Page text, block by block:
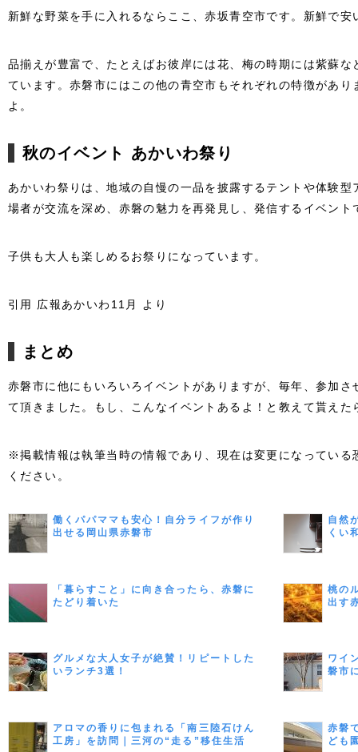
新鮮な野菜を手に入れるならここ、赤坂青空市です。新鮮で安
品揃えが豊富で、たとえばお彼岸には花、梅の時期には紫蘇
ています。赤磐市にはこの他の青空市もそれぞれの特徴があ
よ。
秋のイベント あかいわ祭り
あかいわ祭りは、地域の自慢の一品を披露するテントや体験
場者が交流を深め、赤磐の魅力を再発見し、発信するイベント
子供も大人も楽しめるお祭りになっています。
引用 広報あかいわ11月 より
まとめ
赤磐市に他にもいろいろイベントがありますが、毎年、参加
て頂きました。もし、こんなイベントあるよ！と教えて貰えた
※掲載情報は執筆当時の情報であり、現在は変更になっている
ください。
働くパパママも安心！自分ライフが作り
出せる岡山県赤磐市
自然
くい
「暮らすこと」に向き合ったら、赤磐に
たどり着いた
桃の
出す
グルメな大人女子が絶賛！リピートした
いランチ3選！
ワイ
磐市
アロマの香りに包まれる「南三陸石けん
工房」を訪問｜三河の“走る”移住生活
赤磐
ども